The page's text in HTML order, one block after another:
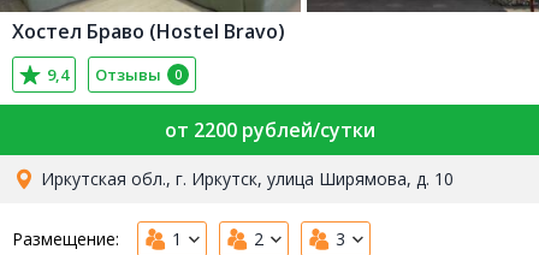
Хостел Браво (Hostel Bravo)
9,4 Отзывы 0
от 2200 рублей/сутки
Иркутская обл., г. Иркутск, улица Ширямова, д. 10
Размещение: 1 2 3